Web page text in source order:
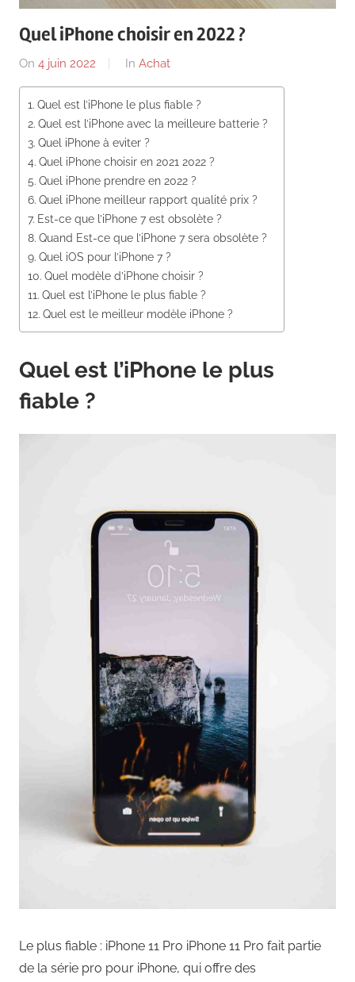
News
Quel iPhone choisir en 2022 ?
On 4 juin 2022 By
In Achat
Quel est l’iPhone le plus fiable ?
Quel est l’iPhone avec la meilleure batterie ?
Quel iPhone à eviter ?
Quel iPhone choisir en 2021 2022 ?
Quel iPhone prendre en 2022 ?
Quel iPhone meilleur rapport qualité prix ?
Est-ce que l’iPhone 7 est obsolète ?
Quand Est-ce que l’iPhone 7 sera obsolète ?
Quel iOS pour l’iPhone 7 ?
Quel modèle d’iPhone choisir ?
Quel est l’iPhone le plus fiable ?
Quel est le meilleur modèle iPhone ?
Quel est l’iPhone le plus
fiable ?
Le plus fiable : iPhone 11 Pro iPhone 11 Pro fait partie
de la série pro pour iPhone, qui offre des